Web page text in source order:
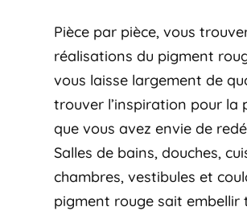
Pièce par pièce, vous
réalisations du pigment
vous laisse largement de
trouver l’inspiration pour la
que vous avez envie de
Salles de bains, douches,
chambres, vestibules et
pigment rouge sait embellir